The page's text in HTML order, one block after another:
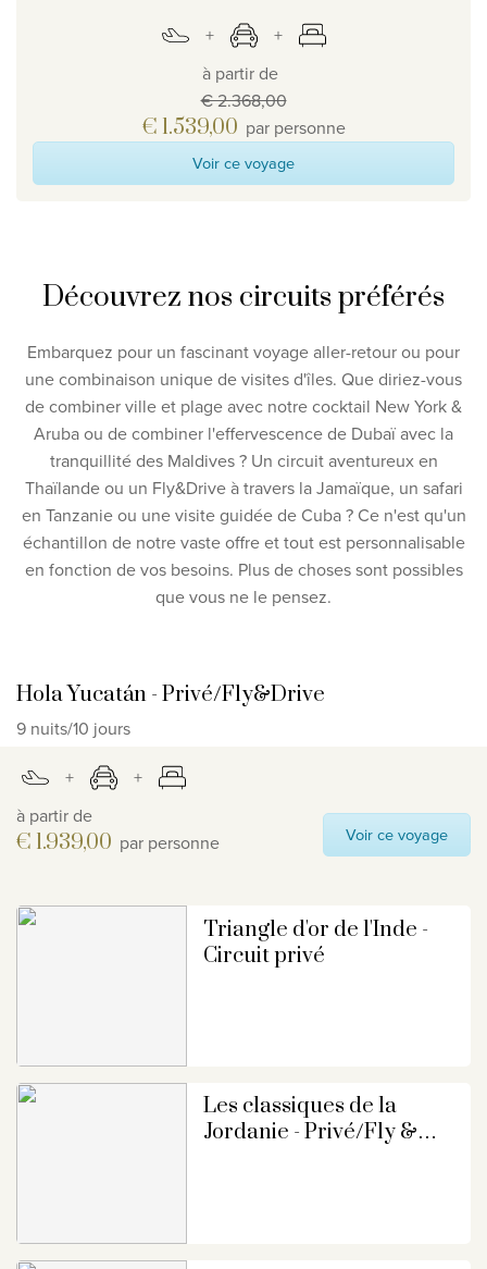
à partir de
€ 2.368,00
€ 1.539,00 par personne
Voir ce voyage
Découvrez nos circuits préférés
Embarquez pour un fascinant voyage aller-retour ou pour
une combinaison unique de visites d'îles. Que diriez-vous
de combiner ville et plage avec notre cocktail New York &
Aruba ou de combiner l'effervescence de Dubaï avec la
tranquillité des Maldives ? Un circuit aventureux en
Thaïlande ou un Fly&Drive à travers la Jamaïque, un safari
en Tanzanie ou une visite guidée de Cuba ? Ce n'est qu'un
échantillon de notre vaste offre et tout est personnalisable
en fonction de vos besoins. Plus de choses sont possibles
que vous ne le pensez.
Hola Yucatán - Privé/Fly&Drive
9 nuits/10 jours
à partir de
€ 1.939,00 par personne Voir ce voyage
Triangle d'or de l'Inde -
Circuit privé
Les classiques de la
Jordanie - Privé/Fly &